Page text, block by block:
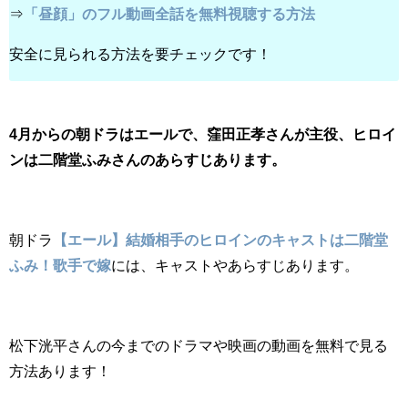
⇒ 「昼顔」のフル動画全話を無料視聴する方法
安全に見られる方法を要チェックです！
4月からの朝ドラはエールで、窪田正孝さんが主役、ヒロイ
ンは二階堂ふみさんのあらすじあります。
朝ドラ
【エール】結婚相手のヒロインのキャストは二階堂
ふみ！歌手で嫁には、キャストやあらすじあります。
松下洸平さんの今までのドラマや映画の動画を無料で見る
方法あります！